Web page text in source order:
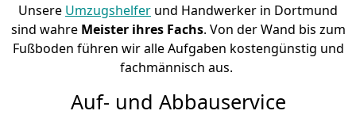
Unsere Umzugshelfer und Handwerker in Dortmund
sind wahre Meister ihres Fachs. Von der Wand bis zum
Fußboden führen wir alle Aufgaben kostengünstig und
fachmännisch aus.
Auf- und Abbauservice